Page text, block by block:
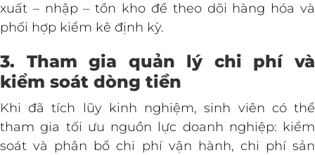
xuất – nhập – tồn kho để theo dõi hàng hóa và
phối hợp kiểm kê định kỳ.
3. Tham gia quản lý chi phí và
kiểm soát dòng tiền
Khi đã tích lũy kinh nghiệm, sinh viên có thể
tham gia tối ưu nguồn lực doanh nghiệp: kiểm
soát và phân bổ chi phí vận hành, chi phí sản